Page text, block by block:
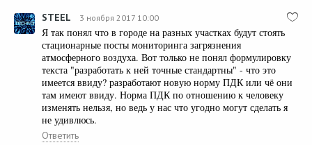
STEEL 3 ноября 2017 10:00
Я так понял что в городе на разных участках будут стоять
стационарные посты мониторинга загрязнения
атмосферного воздуха. Вот только не понял формулировку
текста "разработать к ней точные стандартны" - что это
имеется ввиду? разработают новую норму ПДК или чё они
там имеют ввиду. Норма ПДК по отношению к человеку
изменять нельзя, но ведь у нас что угодно могут сделать я
не удивлюсь.
Ответить